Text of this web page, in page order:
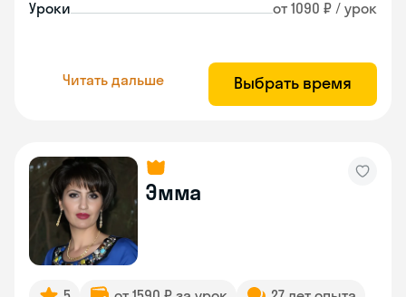
Уроки от 1090 ₽ / урок
Читать дальше Выбрать время
Эмма